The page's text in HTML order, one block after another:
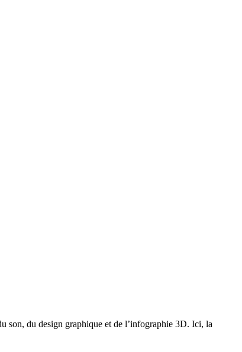
son, du design graphique et de l’infographie 3D. Ici, la